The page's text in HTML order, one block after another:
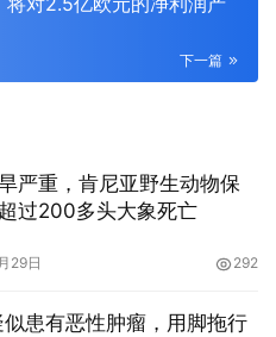
下一篇
严重，肯尼亚野生动物保
过200多头大象死亡
29日 292
似患有恶性肿瘤，用脚拖行